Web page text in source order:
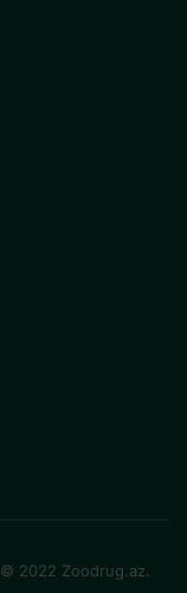
© 2022 Zoodrug.az.